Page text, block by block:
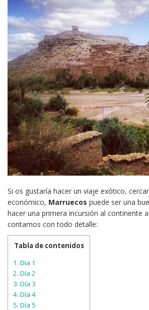
Si os gustaría hacer un viaje exótico,
económico, Marruecos puede ser una
hacer una primera incursión al continente
contamos con todo detalle:
Tabla de contenidos
1. Día 1
2. Día 2
3. Día 3
4. Día 4
5. Día 5